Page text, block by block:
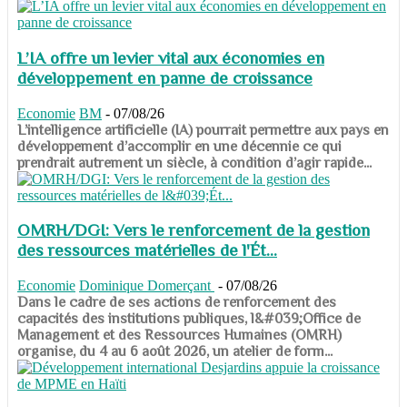
L’IA offre un levier vital aux économies en
développement en panne de croissance
Economie BM - 07/08/26
​​​​​​​L’intelligence artificielle (IA) pourrait permettre aux pays en
développement d’accomplir en une décennie ce qui
prendrait autrement un siècle, à condition d’agir rapide...
OMRH/DGI: Vers le renforcement de la gestion
des ressources matérielles de l'Ét...
Economie Dominique Domerçant - 07/08/26
Dans le cadre de ses actions de renforcement des
capacités des institutions publiques, l&#039;Office de
Management et des Ressources Humaines (OMRH)
organise, du 4 au 6 août 2026, un atelier de form...